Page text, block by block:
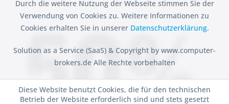
Durch die weitere Nutzung der Webseite stimmen Sie der
Verwendung von Cookies zu. Weitere Informationen zu
Cookies erhalten Sie in unserer Datenschutzerklärung.
Solution as a Service (SaaS) & Copyright by www.computer-
brokers.de Alle Rechte vorbehalten
Diese Website benutzt Cookies, die für den technischen
Betrieb der Website erforderlich sind und stets gesetzt